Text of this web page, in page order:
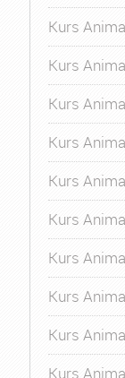
Kurs
Kurs
Kurs
Kurs
Kurs
Kurs
Kurs
Kurs
Kurs
Kurs